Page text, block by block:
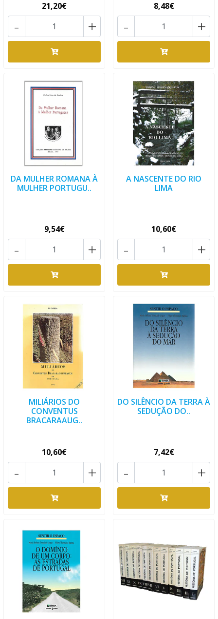
21,20€
+
-
8,48€
+
-
DA MULHER ROMANA À
MULHER PORTUGU..
9,54€
+
-
A NASCENTE DO RIO
LIMA
10,60€
+
-
MILIÁRIOS DO
CONVENTUS
BRACARAAUG..
10,60€
+
-
DO SILÊNCIO DA TERRA À
SEDUÇÃO DO..
7,42€
+
-